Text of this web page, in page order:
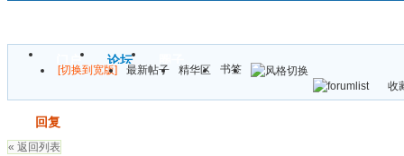
门户 论坛
[切换到宽版] 最新帖子 精华区
书签
收
回复
« 返回列表